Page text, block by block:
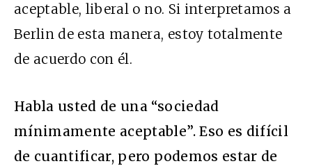
aceptable, liberal o no. Si interpretamos a
Berlin de esta manera, estoy totalmente
de acuerdo con él.
Habla usted de una “sociedad
mínimamente aceptable”. Eso es difícil
de cuantificar, pero podemos estar de